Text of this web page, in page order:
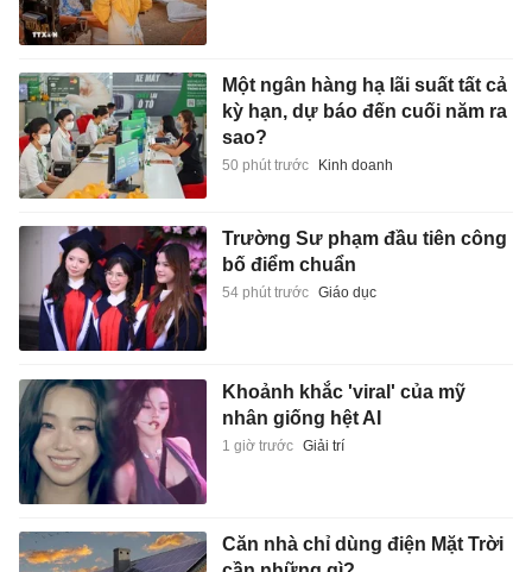
Một ngân hàng hạ lãi suất tất cả
kỳ hạn, dự báo đến cuối năm ra
sao?
50 phút trước Kinh doanh
Trường Sư phạm đầu tiên công
bố điểm chuẩn
54 phút trước Giáo dục
Khoảnh khắc 'viral' của mỹ
nhân giống hệt AI
1 giờ trước Giải trí
Căn nhà chỉ dùng điện Mặt Trời